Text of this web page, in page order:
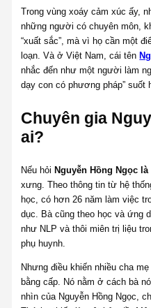
Trong vùng xoáy cảm xúc ấy,
những người có chuyên môn,
“xuất sắc”, mà vì họ cần một
loạn. Và ở Việt Nam, cái tên
nhắc đến như một người làm
dạy con có phương pháp” suốt
Chuyên gia
ai?
Nếu hỏi Nguyễn Hồng Ngọc là
xưng. Theo thông tin từ hệ
học, có hơn 26 năm làm việc
dục. Bà cũng theo học và ứng
như NLP và thôi miên trị liệu
phụ huynh.
Nhưng điều khiến nhiều cha
bằng cấp. Nó nằm ở cách bà
nhìn của Nguyễn Hồng Ngọc,